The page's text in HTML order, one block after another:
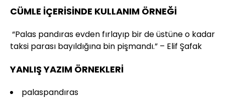
CÜMLE İÇERİSİNDE KULLANIM ÖRNEĞİ
“Palas pandıras evden fırlayıp bir de üstüne o kadar
taksi parası bayıldığına bin pişmandı.” – Elif Şafak
YANLIŞ YAZIM ÖRNEKLERİ
palaspandıras